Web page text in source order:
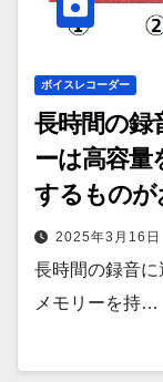
ボイスレコーダー
長時間の録
ーは高容量
するもの
2025年3月16日
長時間の録音
メモリーを持…